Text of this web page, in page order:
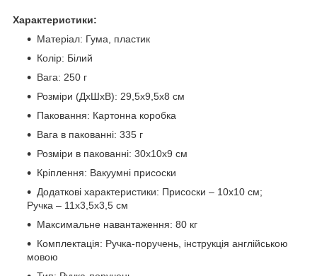
Характеристики:
Матеріал: Гума, пластик
Колір: Білий
Вага: 250 г
Розміри (ДхШхВ): 29,5х9,5х8 см
Паковання: Картонна коробка
Вага в пакованні: 335 г
Розміри в пакованні: 30х10х9 см
Кріплення: Вакуумні присоски
Додаткові характеристики: Присоски – 10х10 см;
Ручка – 11х3,5х3,5 см
Максимальне навантаження: 80 кг
Комплектація: Ручка-поручень, інструкція англійською
мовою